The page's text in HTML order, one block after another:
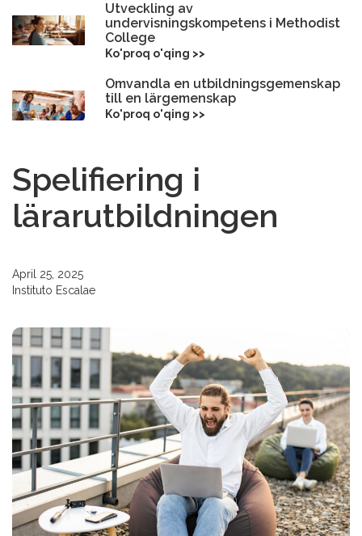
Utveckling av
undervisningskompetens i Methodist
College
Ko'proq o'qing >>
Omvandla en utbildningsgemenskap
till en lärgemenskap
Ko'proq o'qing >>
Spelifiering i
lärarutbildningen
April 25, 2025
Instituto Escalae